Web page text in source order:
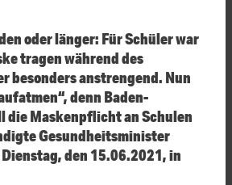
oder länger: Für Schüler war
tragen während des
besonders anstrengend. Nun
denn Baden-
Maskenpflicht an Schulen
Gesundheitsminister
den 15.06.2021, in